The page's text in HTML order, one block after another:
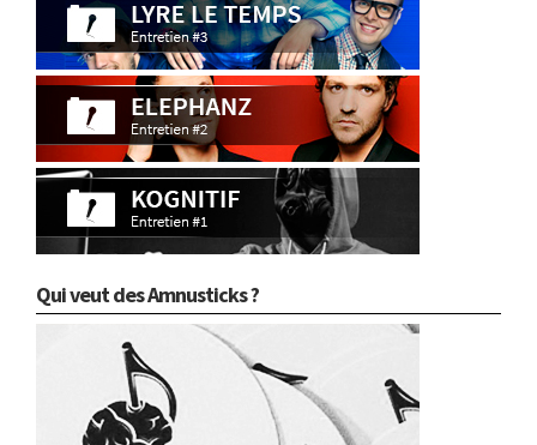
Qui veut des Amnusticks ?